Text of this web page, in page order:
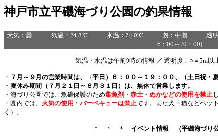
神戸市立平磯海づり公園の釣果情報
天気：曇 気温：24.3℃ 水温：24.0℃ 潮：中潮 透明度
6：00～20：00）
気温・水温は午前9時の情報 ／ 透明度：○＝5m
・ ７月～９月の営業時間は、（平日）６：００～１９：００、（土日祝・
・ 夏休み期間（７月２１日～８月３１日）は、無休で営業します。
・海づり公園では、魚礁保護のため集魚剤・赤土・ぬかなどの使用を禁止
・園内では、 火気の使用・バーベキューは禁止です。また犬・猫などペッ
く）。
＊ ＊ ＊ イベント情報 （平磯海づり